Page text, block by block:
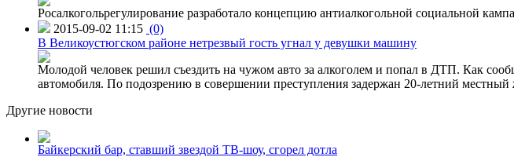
Росалкогольрегулирование разработало концепцию антиалкогольной социальной
2015-09-02 11:15 (0)
В Великоустюгском районе нетрезвый гость угнал у девушки машину
Молодой человек решил съездить на чужом авто за алкоголем и попал в ДТП. Как
автомобиля. По подозрению в совершении преступления задержан 20-летний местный
Другие новости
Байкерский бар, ставший звездой ТВ-шоу, сгорел дотла